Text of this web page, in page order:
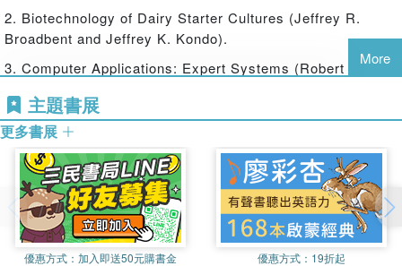
2. Biotechnology of Dairy Starter Cultures (Jeffrey R.
Broadbent and Jeffrey K. Kondo).
3. Computer Applications: Expert Systems (Robert L.
4. Dairy Equipment and Supplies (Thomas Gilmore and
Jim Shell).
5. Engineering: plant Design, Processing, and Packaging
(Vance Caudill).
Appendix. Company Listing.
Index.
More
主題書展
更多書展
優惠方式： 加入即送50元購書金 優惠方式： 19折起